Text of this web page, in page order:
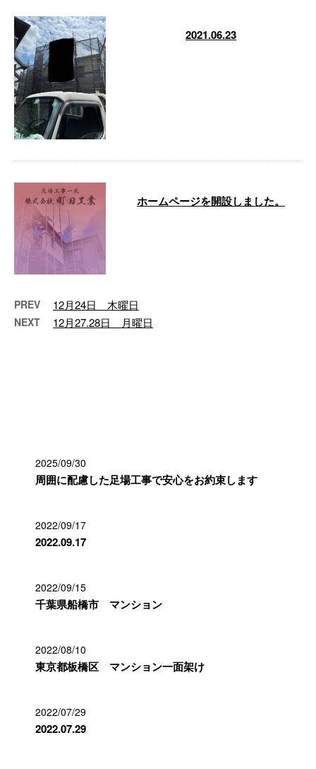
2021.06.23
ホームページを開設しました。
PREV 12月24日 木曜日
NEXT 12月27.28日 月曜日
2025/09/30
周囲に配慮した足場工事で安心をお約束します
2022/09/17
2022.09.17
2022/09/15
千葉県船橋市 マンション
2022/08/10
東京都板橋区 マンション一面架け
2022/07/29
2022.07.29